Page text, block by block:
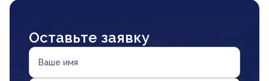
Оставьте заявку
Ваше имя